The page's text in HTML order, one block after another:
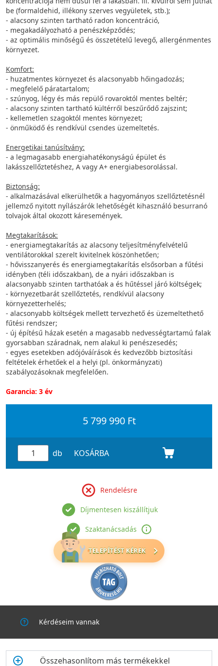
be (formaldehid, illékony szerves vegyületek, stb.);
- alacsony szinten tartható radon koncentráció,
- megakadályozható a penészképződés;
- az optimális minőségű és összetételű levegő, allergénmentes
környezet.
Komfort:
- huzatmentes környezet és alacsonyabb hőingadozás;
- megfelelő páratartalom;
- szúnyog, légy és más repülő rovaroktól mentes beltér;
- alacsony szinten tartható kültérről beszűrődő zajszint;
- kellemetlen szagoktól mentes környezet;
- önműködő és rendkívül csendes üzemeltetés.
Energetikai tanúsítvány:
- a legmagasabb energiahatékonyságú épület és
lakásszellőztetéshez, A vagy A+ energiabesorolással.
Biztonság:
- alkalmazásával elkerülhetők a hagyományos szellőztetésnél
jellemző nyitott nyílászárók lehetőségét kihasználó besurranó
tolvajok által okozott káresemények.
Megtakarítások:
- energiamegtakarítás az alacsony teljesítményfelvételű
ventilátorokkal szerelt kivitelnek köszönhetően;
- hővisszanyerés és energiamegtakarítás elsősorban a fűtési
idényben (téli időszakban), de a nyári időszakban is
alacsonyabb szinten tarthatóak a és hűtéssel járó költségek;
- környezetbarát szellőztetés, rendkívül alacsony
környezetterhelés;
- alacsonyabb költségek mellett tervezhető és üzemeltethető
fűtési rendszer;
- új építésű házak esetén a magasabb nedvességtartamú falak
gyorsabban száradnak, nem alakul ki penészesedés;
- egyes esetekben adójóváírások és kedvezőbb biztosítási
feltételek érhetőek el a helyi (pl. önkormányzati)
szabályozásoknak megfelelően.
Garancia: 3 év
5 799 990 Ft
db KOSÁRBA
Rendelésre
Díjmentesen kiszállítjuk
Szaktanácsadás
TELEPÍTÉST KÉREK
Kérdéseim vannak
Összehasonlítom más termékekkel